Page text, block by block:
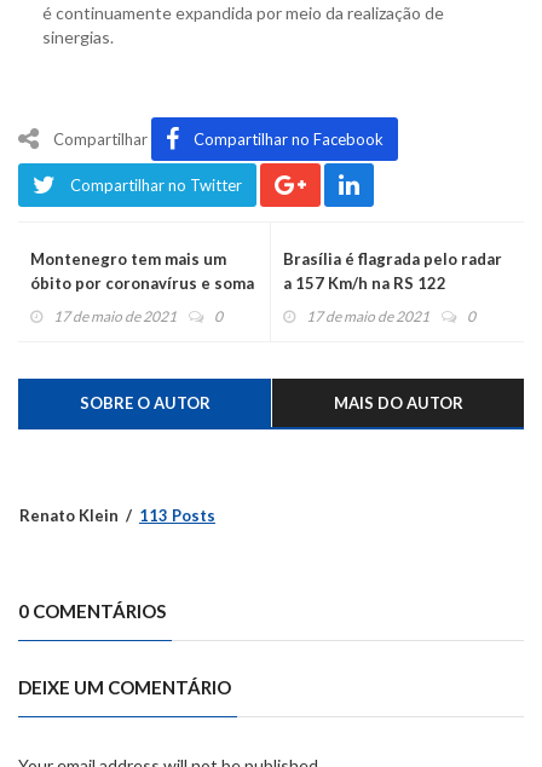
é continuamente expandida por meio da realização de
sinergias.
Compartilhar Compartilhar no Facebook
Compartilhar no Twitter
Montenegro tem mais um
óbito por coronavírus e soma
138 mortes
17 de maio de 2021 0
Brasília é flagrada pelo radar
a 157 Km/h na RS 122
17 de maio de 2021 0
SOBRE O AUTOR MAIS DO AUTOR
Renato Klein 113 Posts
0 COMENTÁRIOS
DEIXE UM COMENTÁRIO